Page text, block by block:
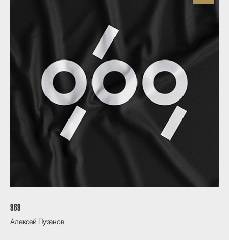
969
Алексей Пузанов